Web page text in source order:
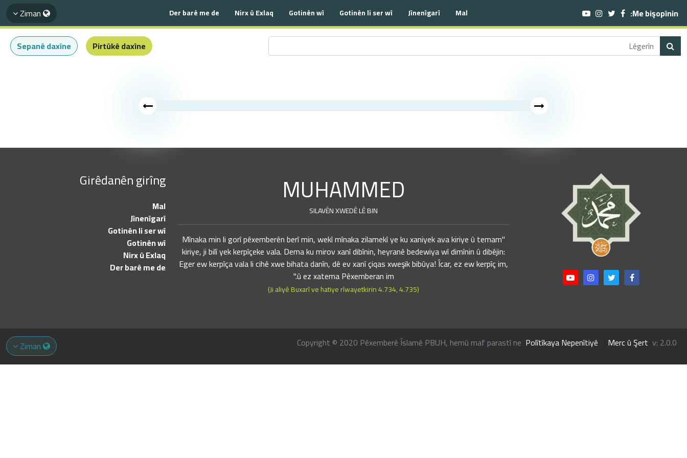
Me bişopînin:
Mal
Jînenîgarî
Gotinên li ser wî
Gotinên wî
Nirx û Exlaq
Der barê me de
Pirtûkê daxîne
Sepanê daxîne
MUHAMMED
SILAVÊN XWEDÊ LÊ BIN
"Mînaka min li gorî pêxemberên berî min, wekî mînaka zilamekî ye ku xaniyek ava kiriye û temam
kiriye, ji bilî yek kerpîçeke vala. Dema ku mirov xanî dibînin, heyranê bedewiya wî dimînin û dibêjin:
Eger ew kerpîça vala li cihê xwe bihata danîn, dê ev xanî çiqas xweşik bibûya! Îcar, ez ew kerpîç im,
û ez xatema Pêxemberan im."
(Ji aliyê Buxarî ve hatiye rîwayetkirin 4.734, 4.735)
Girêdanên girîng
Mal
Jînenîgarî
Gotinên li ser wî
Gotinên wî
Nirx û Exlaq
Der barê me de
Copyright © 2020 Pêxemberê Îslamê PBUH, hemû maf parastî ne Polîtîkaya Nepenîtiyê Merc û Şert v: 2.0.0